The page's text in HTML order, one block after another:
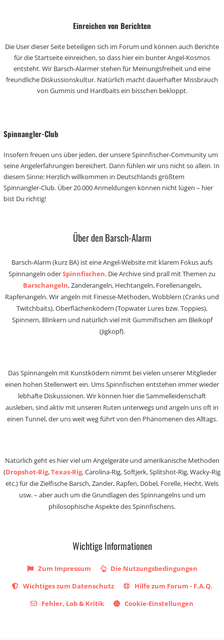
Einreichen von Berichten
Die User dieser Seite beteiligen sich im Forum und können auch Berichte
für die Startseite einreichen, so dass hier ein bunter Angel-Kosmos
entsteht. Wir Barsch-Alarmer stehen für Meinungsfreiheit und eine
freundliche Diskussionskultur. Natürlich macht dauerhafter Missbrauch
von Gummis und Hardbaits ein bisschen bekloppt.
Spinnangler-Club
Insofern freuen uns über jeden, der unsere Spinnfischer-Community um
seine Angelerfahrungen bereichert. Dann fühlen wir uns nicht so allein. In
diesem Sinne: Herzlich willkommen in Deutschlands größtem
Spinnangler-Club. Über 20.000 Anmeldungen können nicht lügen – hier
bist Du richtig!
Über den Barsch-Alarm
Barsch-Alarm (kurz BA) ist eine Angel-Website mit klarem Fokus aufs
Spinnangeln oderSpinnfischen. Die Archive sind prall mit Themen zu
Barschangeln, Zanderangeln, Hechtangeln, Forellenangeln,
Rapfenangeln. Wir angeln mit Finesse-Methoden, Wobblern (Cranks und
Twitchbaits), Oberflächenködern (Topwater Lures bzw. Toppies),
Spinnern, Blinkern und natürlich viel mit Gummifischen am Bleikopf
(Jigkopf).
Das Spinnangeln mit Kunstködern nimmt bei vielen unserer Mitglieder
einen hohen Stellenwert ein. Ums Spinnfischen entstehen immer wieder
lebhafte Diskussionen. Wir können hier die Sammelleidenschaft
ausleben, sind aktiv mit unseren Ruten unterwegs und angeln uns oft in
einen Tunnel, der uns weit weg führt von den Phänomenen des Alltags.
Natürlich geht es hier viel um Angelgeräte und amerikanische Methoden
(Dropshot-Rig,Texas-Rig, Carolina-Rig, Softjerk, Splitshot-Rig, Wacky-Rig
etc.) für die Zielfische Barsch, Zander, Rapfen, Döbel, Forelle, Hecht, Wels
usw. – aber auch um die Grundlagen des Spinnangelns und um
philosophische Aspekte des Spinnfischens.
Wichtige Informationen
Zum Impressum
Die Nutzungsbedingungen
Wichtiges zum Datenschutz
Hilfe zum Forum - F.A.Q.
Fehler, Lob & Kritik
Cookie-Einstellungen